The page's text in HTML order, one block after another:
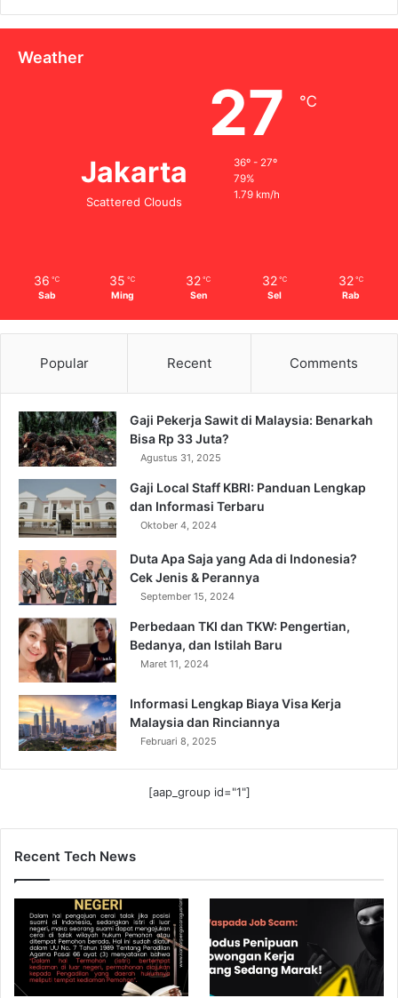
Weather
Jakarta
Scattered Clouds
27 ℃
36º - 27º
79%
1.79 km/h
36 ℃
Sab
35 ℃
Ming
32 ℃
Sen
32 ℃
Sel
32 ℃
Rab
Popular Recent Comments
Gaji Pekerja Sawit di Malaysia: Benarkah
Bisa Rp 33 Juta?
Agustus 31, 2025
Gaji Local Staff KBRI: Panduan Lengkap
dan Informasi Terbaru
Oktober 4, 2024
Duta Apa Saja yang Ada di Indonesia?
Cek Jenis & Perannya
September 15, 2024
Perbedaan TKI dan TKW: Pengertian,
Bedanya, dan Istilah Baru
Maret 11, 2024
Informasi Lengkap Biaya Visa Kerja
Malaysia dan Rinciannya
Februari 8, 2025
[aap_group id="1"]
Recent Tech News